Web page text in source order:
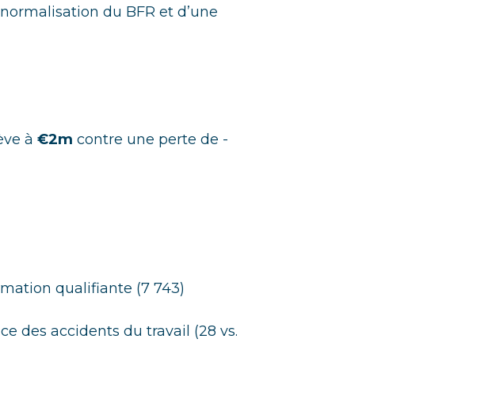
du BFR et d’une
à €2m contre une perte de -
qualifiante (7 743)
des accidents du travail (28 vs.